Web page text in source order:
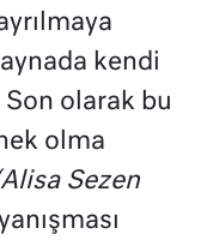
kendi
olarak bu
olma
Sezen